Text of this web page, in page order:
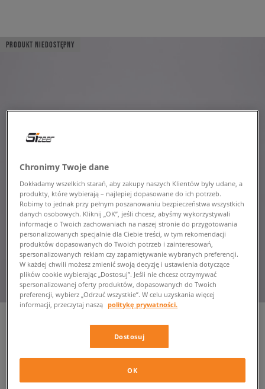
PRODUKT NIEDOSTĘPNY
dziecięce, sneakersy
Chronimy Twoje dane
Dokładamy wszelkich starań, aby zakupy naszych Klientów były udane, a
produkty, które wybierają – najlepiej dopasowane do ich potrzeb.
Robimy to jednak przy pełnym poszanowaniu bezpieczeństwa wszystkich
danych osobowych. Kliknij „OK”, jeśli chcesz, abyśmy wykorzystywali
informacje o Twoich zachowaniach na naszej stronie do przygotowania
personalizowanych specjalnie dla Ciebie treści, w tym rekomendacji
produktów dopasowanych do Twoich potrzeb i zainteresowań,
spersonalizowanych reklam czy zapamiętywanie wybranych preferencji.
W każdej chwili możesz zmienić swoją decyzję i ustawienia dotyczące
plików cookie wybierając „Dostosuj”. Jeśli nie chcesz otrzymywać
spersonalizowanej oferty produktów, dopasowanych do Twoich
preferencji, wybierz „Odrzuć wszystkie”. W celu uzyskania więcej
informacji, przeczytaj naszą politykę prywatności.
Dostosuj
OK